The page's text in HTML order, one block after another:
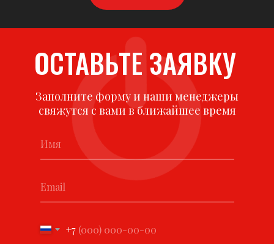
ОСТАВЬТЕ ЗАЯВКУ
Заполните форму и наши менеджеры
свяжутся с вами в ближайшее время
+7